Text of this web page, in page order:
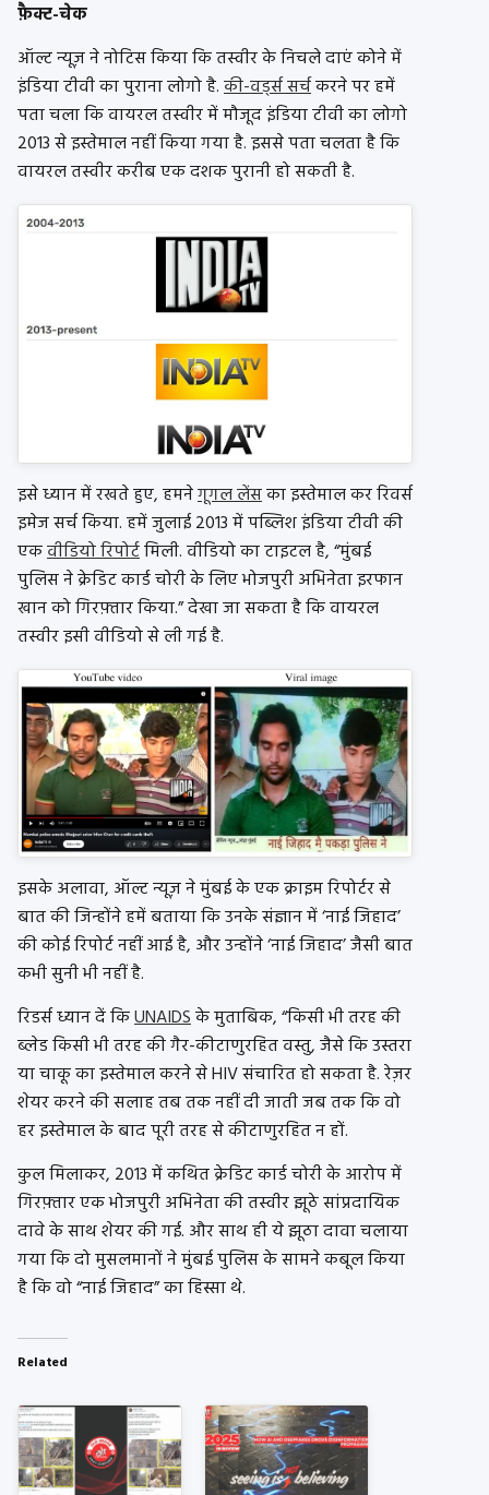
फ़ैक्ट-चेक
ऑल्ट न्यूज़ ने नोटिस किया कि तस्वीर के निचले दाएं कोने में
इंडिया टीवी का पुराना लोगो है.की-वर्ड्स सर्चकरने पर हमें
पता चला कि वायरल तस्वीर में मौजूद इंडिया टीवी का लोगो
2013 से इस्तेमाल नहीं किया गया है. इससे पता चलता है कि
वायरल तस्वीर करीब एक दशक पुरानी हो सकती है.
इसे ध्यान में रखते हुए, हमनेगूगल लेंसका इस्तेमाल कर रिवर्स
इमेज सर्च किया. हमें जुलाई 2013 में पब्लिश इंडिया टीवी की
एकवीडियो रिपोर्टमिली. वीडियो का टाइटल है, “मुंबई
पुलिस ने क्रेडिट कार्ड चोरी के लिए भोजपुरी अभिनेता इरफान
खान को गिरफ़्तार किया.” देखा जा सकता है कि वायरल
तस्वीर इसी वीडियो से ली गई है.
इसके अलावा, ऑल्ट न्यूज़ ने मुंबई के एक क्राइम रिपोर्टर से
बात की जिन्होंने हमें बताया कि उनके संज्ञान में ‘नाई जिहाद’
की कोई रिपोर्ट नहीं आई है, और उन्होंने ‘नाई जिहाद’ जैसी बात
कभी सुनी भी नहीं है.
रिडर्स ध्यान दें किUNAIDSके मुताबिक, “किसी भी तरह की
ब्लेड किसी भी तरह की गैर-कीटाणुरहित वस्तु, जैसे कि उस्तरा
या चाकू का इस्तेमाल करने से HIV संचारित हो सकता है. रेज़र
शेयर करने की सलाह तब तक नहीं दी जाती जब तक कि वो
हर इस्तेमाल के बाद पूरी तरह से कीटाणुरहित न हों.
कुल मिलाकर, 2013 में कथित क्रेडिट कार्ड चोरी के आरोप में
गिरफ़्तार एक भोजपुरी अभिनेता की तस्वीर झूठे सांप्रदायिक
दावे के साथ शेयर की गई. और साथ ही ये झूठा दावा चलाया
गया कि दो मुसलमानों ने मुंबई पुलिस के सामने कबूल किया
है कि वो “नाई जिहाद” का हिस्सा थे.
Related